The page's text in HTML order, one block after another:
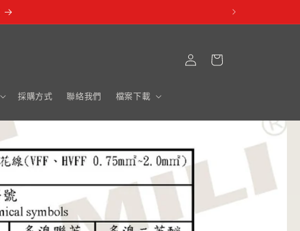
採購方式 聯絡我們 檔案下載
登
入
物